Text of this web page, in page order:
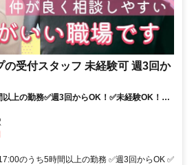
の受付スタッフ 未経験可 週3回か
上の勤務✅週3回からOK！✅未経験OK！サ
！ 【お電話からも応募受付
のうち5時間以上の勤務 ✅週3回からOK ✅